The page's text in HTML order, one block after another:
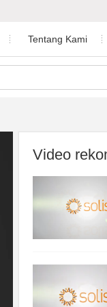
Tentang Kami
Penghargaan
Video